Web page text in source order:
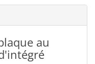
au